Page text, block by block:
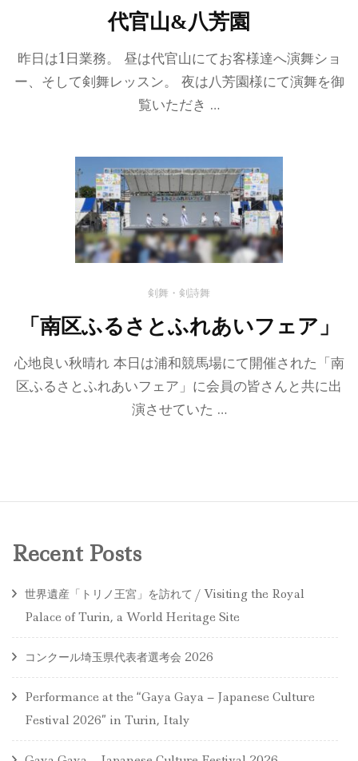
代官山&八芳園
昨日は1日業務。 昼は代官山にてお客様達へ演舞ショ
ー、そして剣舞レッスン。 夜は八芳園様にて演舞を御
覧いただき …
剣舞・剣詩舞
「南区ふるさとふれあいフェア」
心地良い秋晴れ 本日は浦和競馬場にて開催された「南
区ふるさとふれあいフェア」に会員の皆さんと共に出
演させていた …
Recent Posts
世界遺産「トリノ王宮」を訪れて / Visiting the Royal
Palace of Turin, a World Heritage Site
コンクール埼玉県代表者選考会 2026
Performance at the “Gaya Gaya – Japanese Culture
Festival 2026” in Turin, Italy